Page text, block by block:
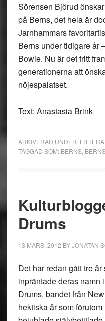
Sörensen Björud
på Berns, det hela är
Jarnhammars
Berns under tidigare år
Bowie. Nu är det fritt
generationerna att
nöjespalatset.
Text: Anastasia Brink
ARKIVERAD UNDER:
TAGGAD SOM: BERNS,
Drums
13 MARS, 2012 BYJONATAN
Det har redan gått tre år
inpräntade deras namn
Drums, bandet från
hektiska år som